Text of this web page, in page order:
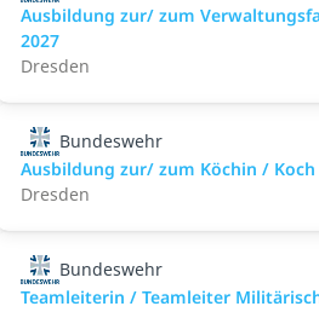
Ausbildung zur/ zum
2027
Dresden
Bundeswehr
Ausbildung zur/ zum Köchin /
Dresden
Bundeswehr
Teamleiterin / Teamleiter